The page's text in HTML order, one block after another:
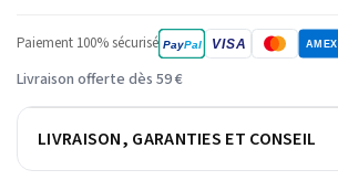
Paiement 100% sécurisé PayPal VISA AMEX
Livraison offerte dès 59 €
LIVRAISON, GARANTIES ET CONSEIL